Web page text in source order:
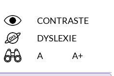
CONTRASTE
DYSLEXIE
A
A+